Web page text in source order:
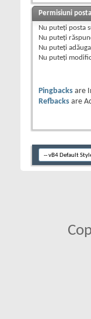
Permisiuni
Nu puteţi posta
Nu puteţi
Nu puteţi
Nu puteţi
Pingbacks are
Refbacks are